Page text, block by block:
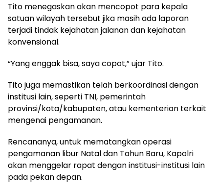
Tito menegaskan akan mencopot para kepala
satuan wilayah tersebut jika masih ada laporan
terjadi tindak kejahatan jalanan dan kejahatan
konvensional.
“Yang enggak bisa, saya copot,” ujar Tito.
Tito juga memastikan telah berkoordinasi dengan
institusi lain, seperti TNI, pemerintah
provinsi/kota/kabupaten, atau kementerian terkait
mengenai pengamanan.
Rencananya, untuk mematangkan operasi
pengamanan libur Natal dan Tahun Baru, Kapolri
akan menggelar rapat dengan institusi-institusi lain
pada pekan depan.